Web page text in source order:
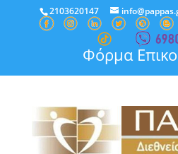
2103620147
Φόρμα